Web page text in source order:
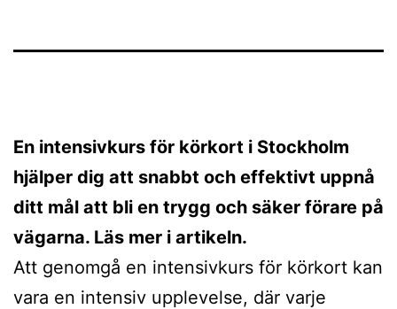
En intensivkurs för körkort i Stockholm
hjälper dig att snabbt och effektivt uppnå
ditt mål att bli en trygg och säker förare på
vägarna. Läs mer i artikeln.
Att genomgå en intensivkurs för körkort kan
vara en intensiv upplevelse, där varje